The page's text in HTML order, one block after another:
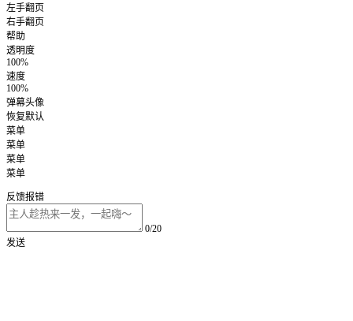
左手翻页
右手翻页
帮助
透明度
100%
速度
100%
弹幕头像
恢复默认
菜单
菜单
菜单
菜单
反馈报错
0/20
发送